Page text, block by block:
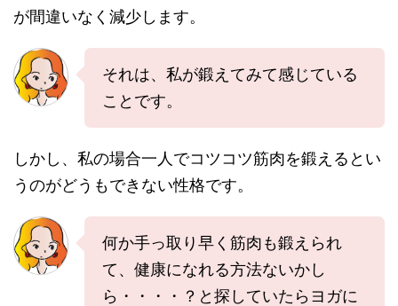
が間違いなく減少します。
それは、私が鍛えてみて感じている
ことです。
しかし、私の場合一人でコツコツ筋肉を鍛えるとい
うのがどうもできない性格です。
何か手っ取り早く筋肉も鍛えられ
て、健康になれる方法ないかし
ら・・・・？と探していたらヨガに